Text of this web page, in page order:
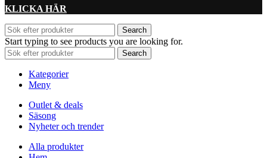
KLICKA HÄR
Search
Start typing to see products you are looking for.
Search
Kategorier
Meny
Outlet & deals
Säsong
Nyheter och trender
Alla produkter